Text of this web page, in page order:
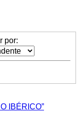
por:
IBÉRICO”